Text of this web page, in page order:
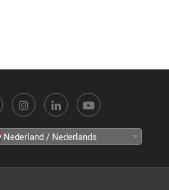
Nederland / Nederlands